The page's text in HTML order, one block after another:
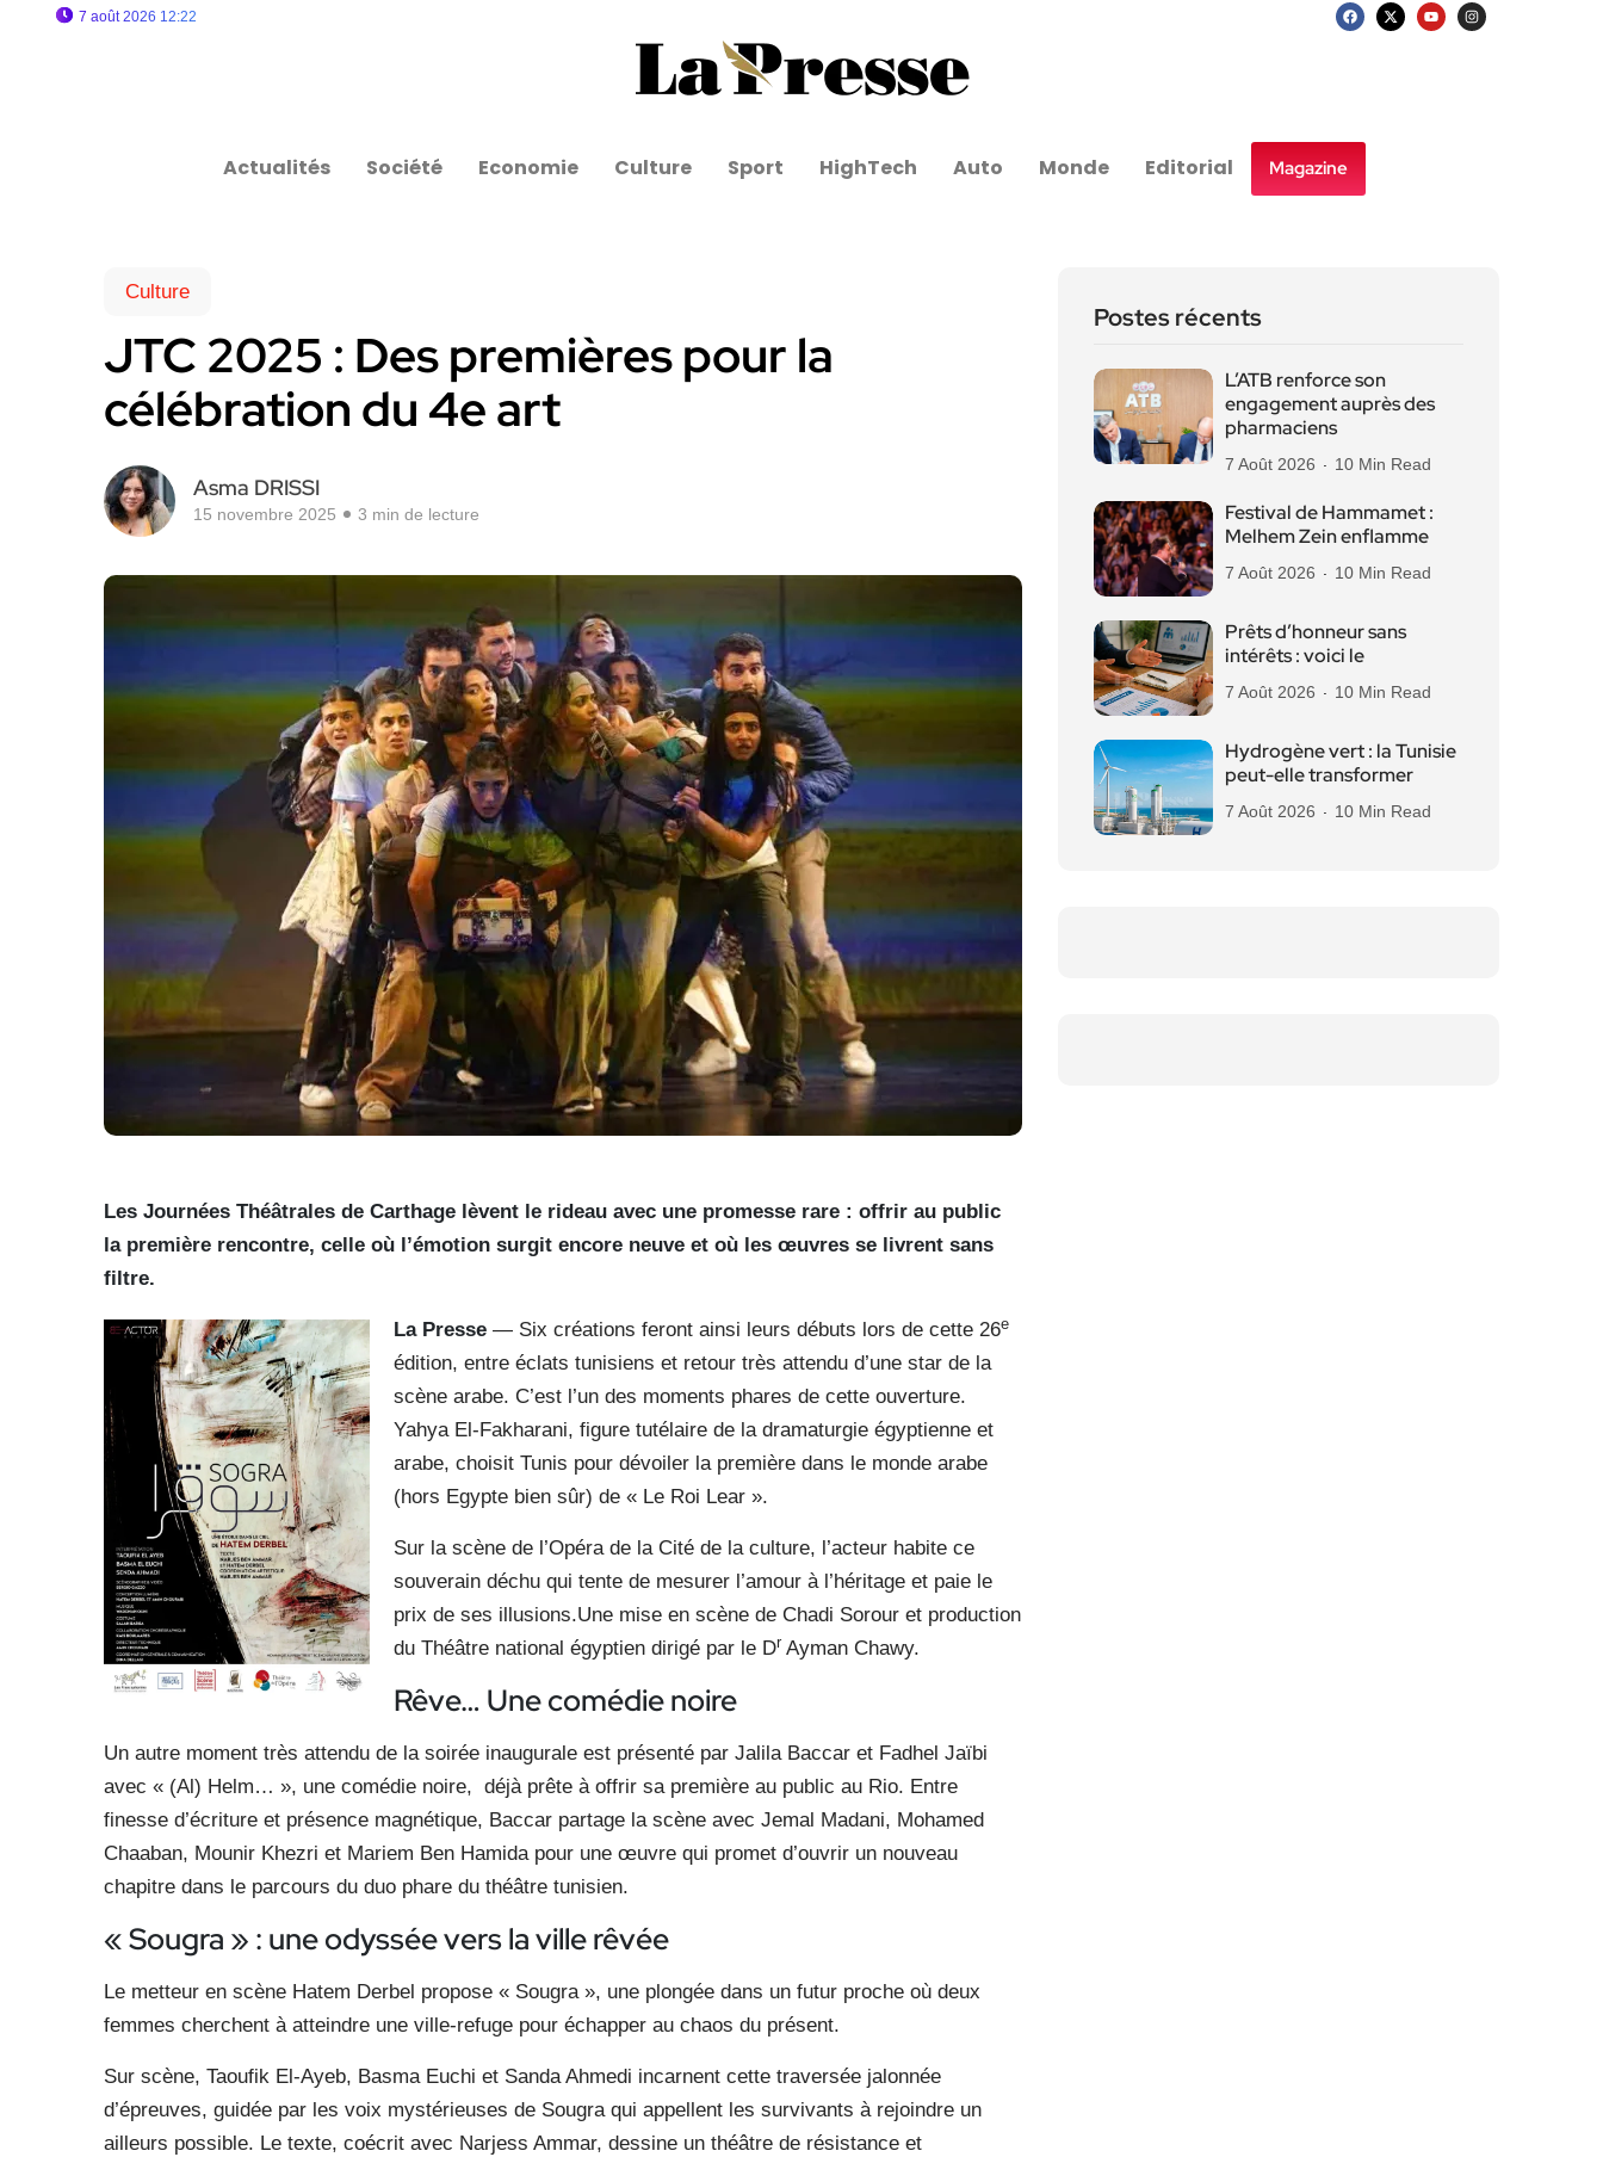
7 août 2026 12:22
Actualités Société Economie Culture Sport HighTech Auto Monde Editorial Magazine
Culture
JTC 2025 : Des premières pour la
célébration du 4e art
Asma DRISSI
15 novembre 2025 3 min de lecture
Les Journées Théâtrales de Carthage lèvent le rideau avec une promesse rare : offrir au public
la première rencontre, celle où l’émotion surgit encore neuve et où les œuvres se livrent sans
filtre.
La Presse — Six créations feront ainsi leurs débuts lors de cette 26e
édition, entre éclats tunisiens et retour très attendu d’une star de la
scène arabe. C’est l’un des moments phares de cette ouverture.
Yahya El-Fakharani, figure tutélaire de la dramaturgie égyptienne et
arabe, choisit Tunis pour dévoiler la première dans le monde arabe
(hors Egypte bien sûr) de « Le Roi Lear ».
Sur la scène de l’Opéra de la Cité de la culture, l’acteur habite ce
souverain déchu qui tente de mesurer l’amour à l’héritage et paie le
prix de ses illusions.Une mise en scène de Chadi Sorour et production
du Théâtre national égyptien dirigé par le Dr Ayman Chawy.
Rêve… Une comédie noire
Un autre moment très attendu de la soirée inaugurale est présenté par Jalila Baccar et Fadhel Jaïbi
avec « (Al) Helm… », une comédie noire, déjà prête à offrir sa première au public au Rio. Entre
finesse d’écriture et présence magnétique, Baccar partage la scène avec Jemal Madani, Mohamed
Chaaban, Mounir Khezri et Mariem Ben Hamida pour une œuvre qui promet d’ouvrir un nouveau
chapitre dans le parcours du duo phare du théâtre tunisien.
« Sougra » : une odyssée vers la ville rêvée
Le metteur en scène Hatem Derbel propose « Sougra », une plongée dans un futur proche où deux
femmes cherchent à atteindre une ville-refuge pour échapper au chaos du présent.
Sur scène, Taoufik El-Ayeb, Basma Euchi et Sanda Ahmedi incarnent cette traversée jalonnée
d’épreuves, guidée par les voix mystérieuses de Sougra qui appellent les survivants à rejoindre un
ailleurs possible. Le texte, coécrit avec Narjess Ammar, dessine un théâtre de résistance et
Postes récents
L’ATB renforce son
engagement auprès des
pharmaciens
7 Août 2026 10 Min Read
Festival de Hammamet :
Melhem Zein enflamme
7 Août 2026 10 Min Read
Prêts d’honneur sans
intérêts : voici le
7 Août 2026 10 Min Read
Hydrogène vert : la Tunisie
peut-elle transformer
7 Août 2026 10 Min Read